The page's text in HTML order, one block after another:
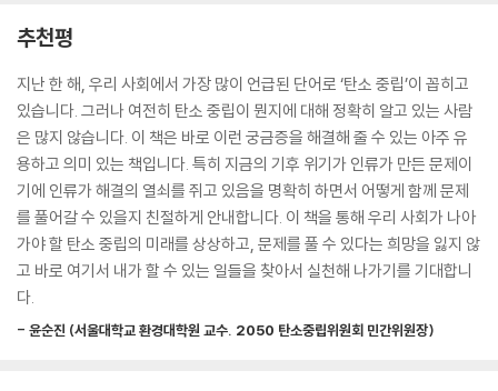
산화 탄소의 순 배출량을 0이 되게 만드는 것이 바로 탄소 중립이지요. 이
렇게 되면 기후 위기의 원인 자체가 없어지는 셈이잖아요? 그러므로 기후
위기의 가장 확실한 해결책이 탄소 중립이라는 거예요. 탄소 중립이 왜 그
리고 얼마나 중요한지 알겠지요?
‘탄소 중립’은 지난 한 해 우리 사회에서 가장 많이 언급된 단어 중 하나예
요. 기후 위기 시대, 전 세계가 나아가야 할 방향이 바로 탄소 중립이지요.
하지만 여전히 탄소 중립이 뭔지에 대해 정확히 알고 있는 사람들은 많지
않아요. 특히, 더 오랜 기간에 기후 위기에 노출될 것으로 보이는 어린이들
에게 탄소 중립은 여전히 낯설고 어려운 말이에요.
「미래를 여는 키워드」 시리즈 첫 번째 권인 『탄소 중립이 뭐예요?』는 바로
추천평
지난 한 해, 우리 사회에서 가장 많이 언급된 단어로 ‘탄소 중립’이 꼽히고
있습니다. 그러나 여전히 탄소 중립이 뭔지에 대해 정확히 알고 있는 사람
은 많지 않습니다. 이 책은 바로 이런 궁금증을 해결해 줄 수 있는 아주 유
용하고 의미 있는 책입니다. 특히 지금의 기후 위기가 인류가 만든 문제이
기에 인류가 해결의 열쇠를 쥐고 있음을 명확히 하면서 어떻게 함께 문제
를 풀어갈 수 있을지 친절하게 안내합니다. 이 책을 통해 우리 사회가 나아
가야 할 탄소 중립의 미래를 상상하고, 문제를 풀 수 있다는 희망을 잃지 않
고 바로 여기서 내가 할 수 있는 일들을 찾아서 실천해 나가기를 기대합니
다.
- 윤순진 (서울대학교 환경대학원 교수. 2050 탄소중립위원회 민간위원장)